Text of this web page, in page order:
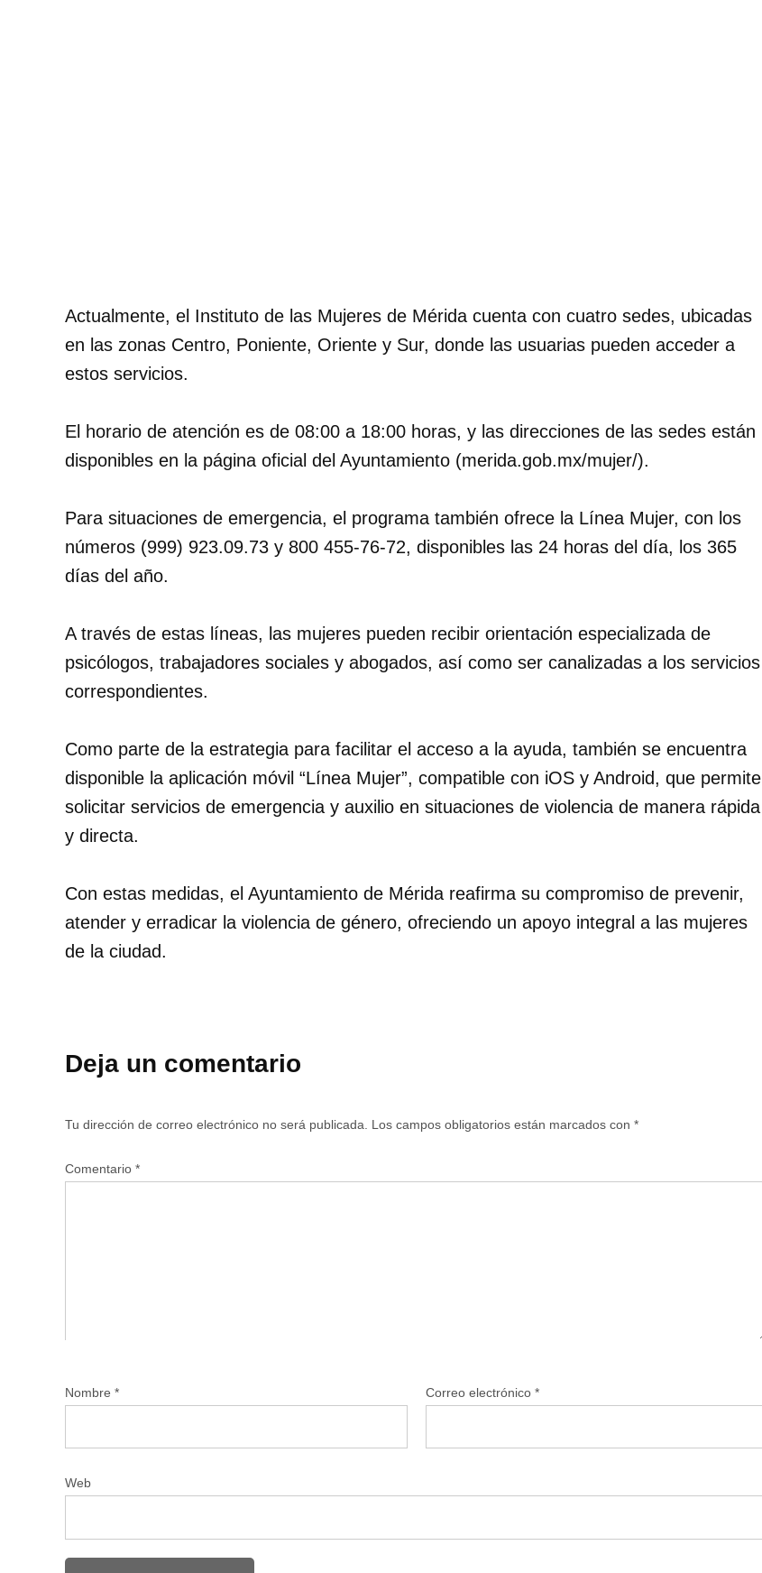
Actualmente, el Instituto de las Mujeres de Mérida cuenta con cuatro sedes, ubicadas
en las zonas Centro, Poniente, Oriente y Sur, donde las usuarias pueden acceder a
estos servicios.
El horario de atención es de 08:00 a 18:00 horas, y las direcciones de las sedes están
disponibles en la página oficial del Ayuntamiento (merida.gob.mx/mujer/).
Para situaciones de emergencia, el programa también ofrece la Línea Mujer, con los
números (999) 923.09.73 y 800 455-76-72, disponibles las 24 horas del día, los 365
días del año.
A través de estas líneas, las mujeres pueden recibir orientación especializada de
psicólogos, trabajadores sociales y abogados, así como ser canalizadas a los servicios
correspondientes.
Como parte de la estrategia para facilitar el acceso a la ayuda, también se encuentra
disponible la aplicación móvil “Línea Mujer”, compatible con iOS y Android, que permite
solicitar servicios de emergencia y auxilio en situaciones de violencia de manera rápida
y directa.
Con estas medidas, el Ayuntamiento de Mérida reafirma su compromiso de prevenir,
atender y erradicar la violencia de género, ofreciendo un apoyo integral a las mujeres
de la ciudad.
Deja un comentario
Tu dirección de correo electrónico no será publicada. Los campos obligatorios están marcados con *
Comentario *
Nombre * Correo electrónico *
Web